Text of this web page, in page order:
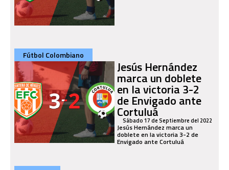
Fútbol Colombiano
Jesús Hernández
marca un doblete
en la victoria 3-2
de Envigado ante
Cortuluá
Sábado 17 de Septiembre del 2022
Jesús Hernández marca un
doblete en la victoria 3-2 de
Envigado ante Cortuluá